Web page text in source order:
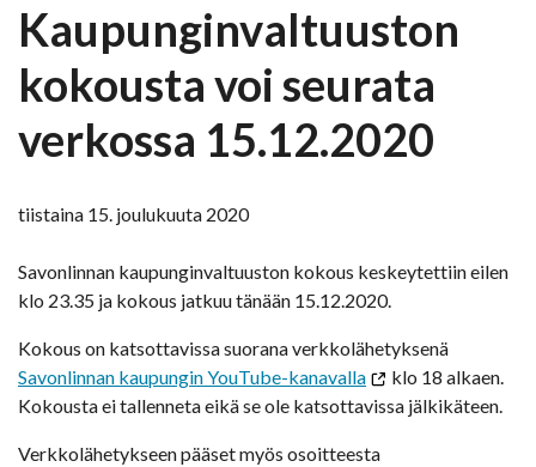
Kaupunginvaltuuston
kokousta voi seurata
verkossa 15.12.2020
tiistaina 15. joulukuuta 2020
Savonlinnan kaupunginvaltuuston kokous keskeytettiin eilen
klo 23.35 ja kokous jatkuu tänään 15.12.2020.
Kokous on katsottavissa suorana verkkolähetyksenä
Savonlinnan kaupungin YouTube-kanavalla
klo 18 alkaen.
Kokousta ei tallenneta eikä se ole katsottavissa jälkikäteen.
Verkkolähetykseen pääset myös osoitteesta